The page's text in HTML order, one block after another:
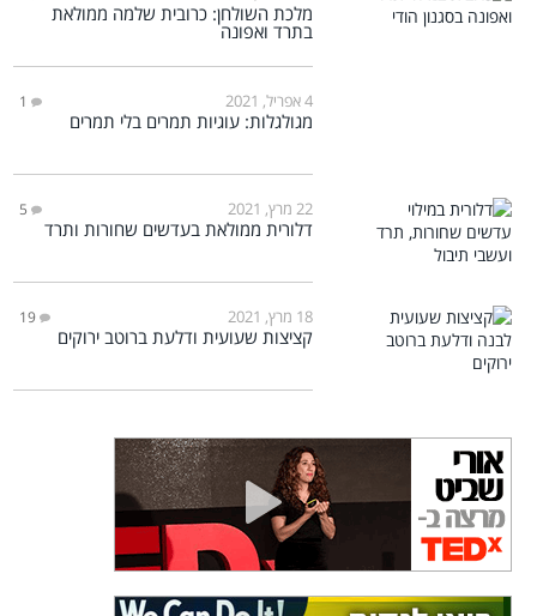
מלכת השולחן: כרובית שלמה ממולאת
בתרד ואפונה
4 אפריל, 2021 1
מגולגלות: עוגיות תמרים בלי תמרים
22 מרץ, 2021 5
דלורית ממולאת בעדשים שחורות ותרד
18 מרץ, 2021 19
קציצות שעועית ודלעת ברוטב ירוקים